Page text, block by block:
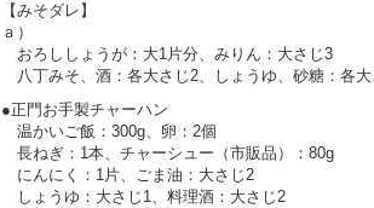
【みそダレ】
ａ）
おろししょうが：大1片分、みりん：大さじ3
八丁みそ、酒：各大さじ2、しょうゆ、砂糖：各
●正門お手製チャーハン
温かいご飯：300g、卵：2個
長ねぎ：1本、チャーシュー（市販品）：80g
にんにく：1片、ごま油：大さじ2
しょうゆ：大さじ1、料理酒：大さじ2